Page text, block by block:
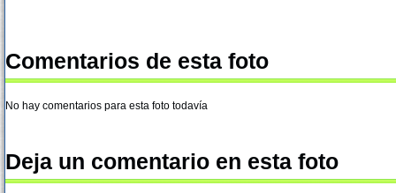
Comentarios de esta foto
No hay comentarios para esta foto todavía
Deja un comentario en esta foto